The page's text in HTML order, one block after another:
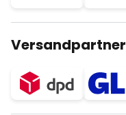
Versandpartner